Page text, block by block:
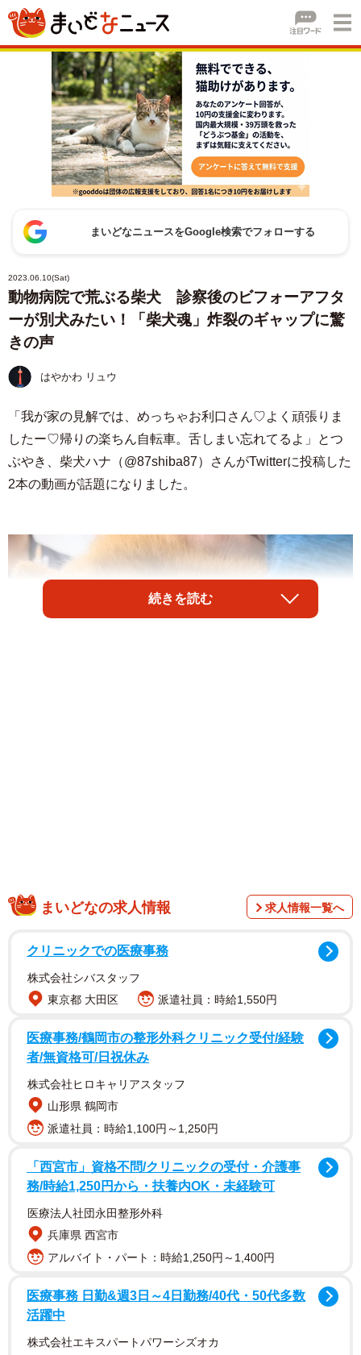
まいどなニュースをGoogle検索でフォローする
2023.06.10(Sat)
動物病院で荒ぶる柴犬 診察後のビフォーアフタ
ーが別犬みたい！「柴犬魂」炸裂のギャップに驚
きの声
はやかわ リュウ
「我が家の見解では、めっちゃお利口さん♡よく頑張りま
したー♡帰りの楽ちん自転車。舌しまい忘れてるよ」とつ
ぶやき、柴犬ハナ（@87shiba87）さんがTwitterに投稿した
2本の動画が話題になりました。
【ビフォー写真】動物病院の診察中、ものすごい顔になりながら「やめ
てぇー！アタシに触らないでぇー！」と絶叫する柴犬、ハナちゃん。し
かしこの後……（画像提供：柴犬ハナさん @87shiba87）
続きを読む
まいどなの求人情報 求人情報一覧へ
クリニックでの医療事務
株式会社シバスタッフ
東京都 大田区
派遣社員：時給1,550円
医療事務/鶴岡市の整形外科クリニック受付/経験
者/無資格可/日祝休み
株式会社ヒロキャリアスタッフ
山形県 鶴岡市
派遣社員：時給1,100円～1,250円
「西宮市」資格不問/クリニックの受付・介護事
務/時給1,250円から・扶養内OK・未経験可
医療法人社団永田整形外科
兵庫県 西宮市
アルバイト・パート：時給1,250円～1,400円
医療事務 日勤&週3日～4日勤務/40代・50代多数
活躍中
株式会社エキスパートパワーシズオカ